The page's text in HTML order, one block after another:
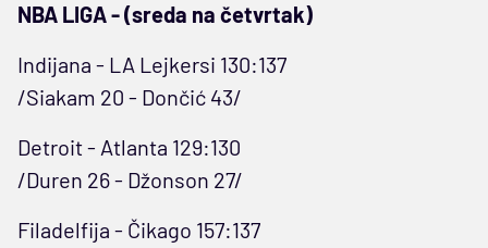
NBA LIGA - (sreda na četvrtak)
Indijana - LA Lejkersi 130:137
/Siakam 20 - Dončić 43/
Detroit - Atlanta 129:130
/Duren 26 - Džonson 27/
Filadelfija - Čikago 157:137